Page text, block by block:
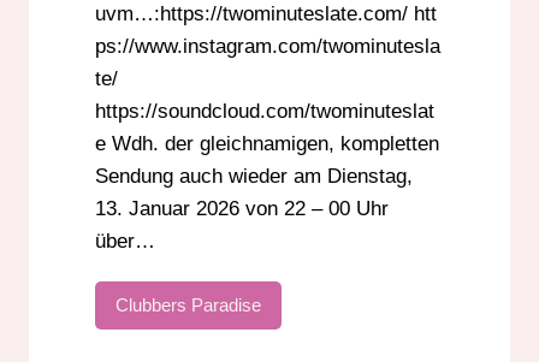
uvm…:https://twominuteslate.com/ htt
ps://www.instagram.com/twominutesla
te/
https://soundcloud.com/twominuteslat
e Wdh. der gleichnamigen, kompletten
Sendung auch wieder am Dienstag,
13. Januar 2026 von 22 – 00 Uhr
über…
Clubbers Paradise